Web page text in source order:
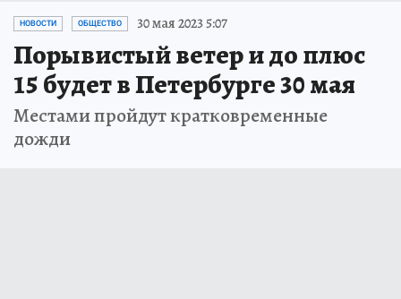
НОВОСТИ ОБЩЕСТВО 30 мая 2023 5:07
Порывистый ветер и до плюс
15 будет в Петербурге 30 мая
Местами пройдут кратковременные
дожди